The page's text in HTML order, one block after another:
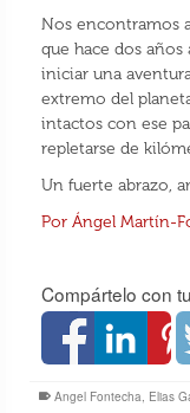
Nos encontramos
que hace dos
iniciar una
extremo del
intactos con ese
repletarse de
Un fuerte abrazo,
Por Ángel Martín-
Compártelo con
Angel Fontecha, Elias